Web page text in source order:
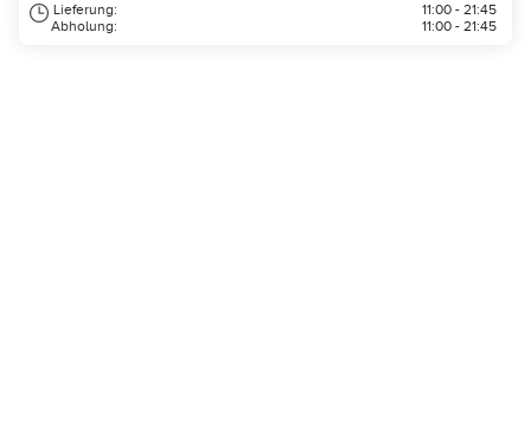
Lieferung:
Abholung:
11:00 - 21:45
11:00 - 21:45